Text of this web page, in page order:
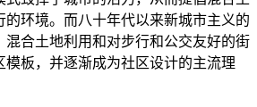
的环境。而八十年代以来新城市主义的
混合土地利用和对步行和公交友好的街
模板，并逐渐成为社区设计的主流理